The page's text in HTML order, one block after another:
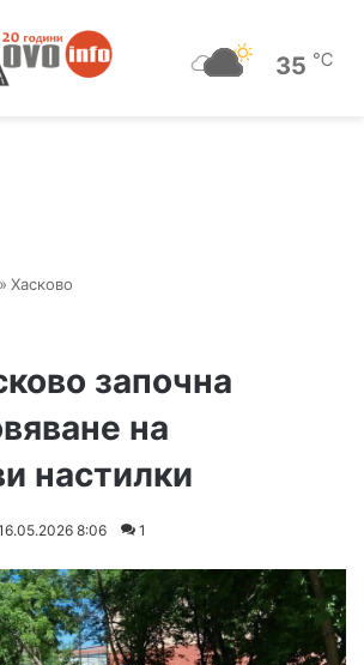
35 ℃
» Хасково
започна
на
настилки
8:06 1